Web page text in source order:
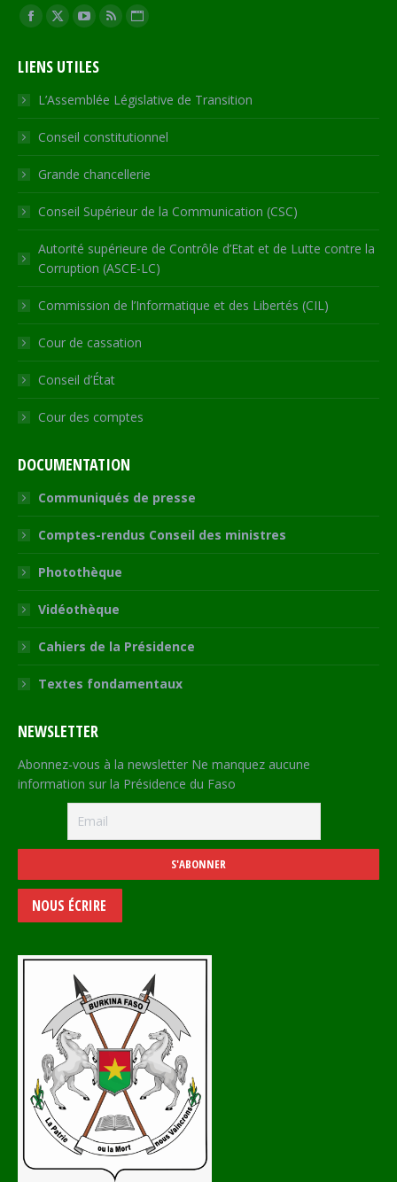
Trouvez nous sur :
Facebook
opens
in
new
window
X
opens
in
new
window
YouTube
opens
in
new
window
RSS
in
new
window
Site
opens
in
new
LIENS UTILES
L’Assemblée Législative de Transition
Conseil constitutionnel
Grande chancellerie
Conseil Supérieur de la Communication (CSC)
Autorité supérieure de Contrôle d’Etat et de Lutte contre la
Corruption (ASCE-LC)
Commission de l’Informatique et des Libertés (CIL)
Cour de cassation
Conseil d’État
Cour des comptes
DOCUMENTATION
Communiqués de presse
Comptes-rendus Conseil des ministres
Photothèque
Vidéothèque
Cahiers de la Présidence
Textes fondamentaux
NEWSLETTER
Abonnez-vous à la newsletter Ne manquez aucune
information sur la Présidence du Faso
NOUS ÉCRIRE